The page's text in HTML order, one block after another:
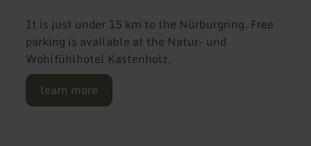
It is just under 15 km to the Nürburgring. Free
parking is available at the Natur- und
Wohlfühlhotel Kastenholz.
learn more